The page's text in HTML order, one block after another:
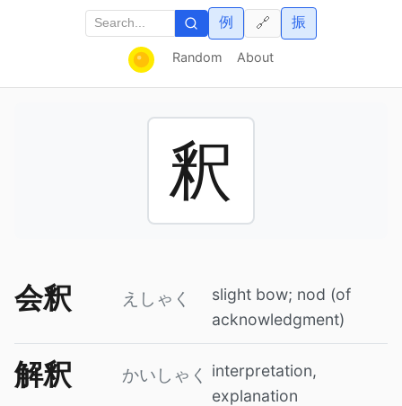
Random About
例 振
🔗
釈
会釈 えしゃく
slight bow; nod (of
acknowledgment)
解釈 かいしゃく
interpretation,
explanation